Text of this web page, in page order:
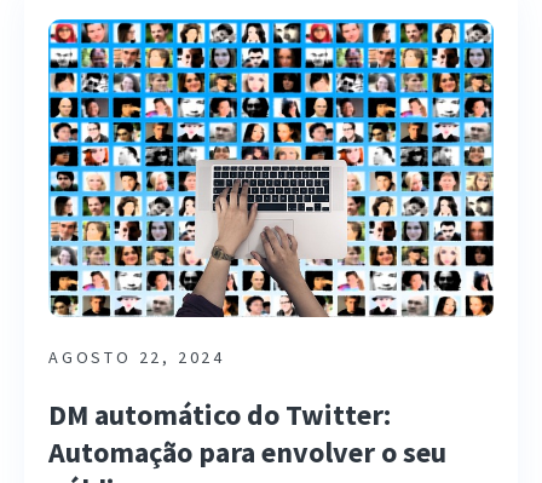
AGOSTO 22, 2024
DM automático do Twitter:
Automação para envolver o seu